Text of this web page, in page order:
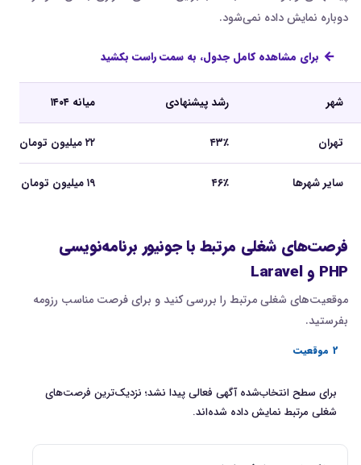
دوباره نمایش داده نمی‌شود.
برای مشاهده کامل جدول، به سمت راست بکشید
شهر رشد پیشنهادی میانه ۱۴۰۴
تهران ۴۳٪ ۲۲ میلیون تومان
سایر شهرها ۴۶٪ ۱۹ میلیون تومان
فرصت‌های شغلی مرتبط با جونیور برنامه‌نویسی
PHP و Laravel
موقعیت‌های شغلی مرتبط را بررسی کنید و برای فرصت مناسب رزومه
بفرستید.
2 موقعیت
برای سطح انتخاب‌شده آگهی فعالی پیدا نشد؛ نزدیک‌ترین فرصت‌های
شغلی مرتبط نمایش داده شده‌اند.